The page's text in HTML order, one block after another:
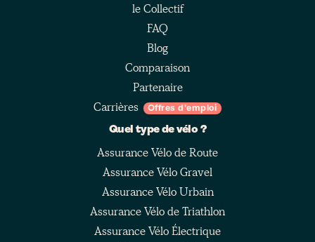
le Collectif
FAQ
Blog
Comparaison
Partenaire
Carrières
Offres d'emploi
Quel type de vélo ?
Assurance Vélo de Route
Assurance Vélo Gravel
Assurance Vélo Urbain
Assurance Vélo de Triathlon
Assurance Vélo Électrique